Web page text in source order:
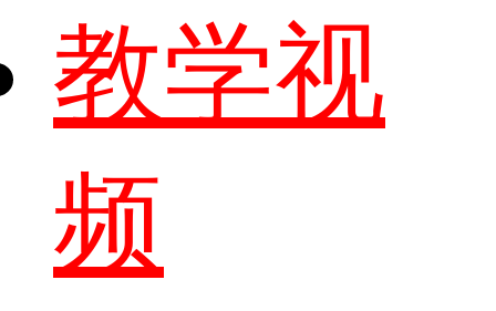
教学视
频